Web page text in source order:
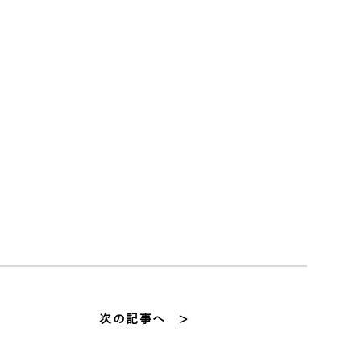
次の記事へ >